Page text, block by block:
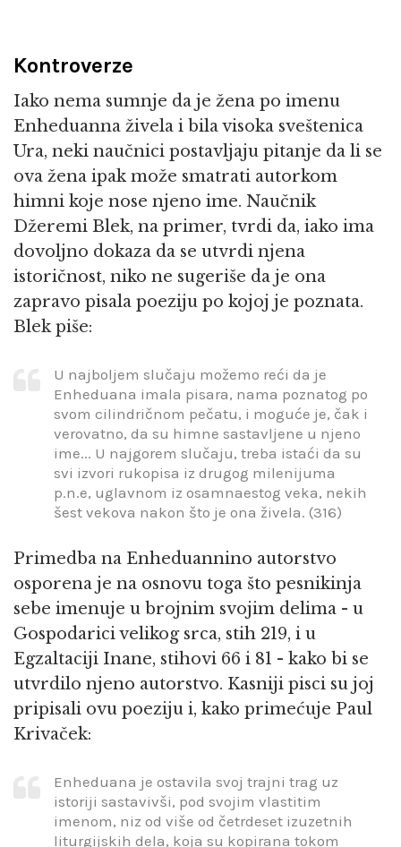
Kontroverze
Iako nema sumnje da je žena po imenu
Enheduanna živela i bila visoka sveštenica
Ura, neki naučnici postavljaju pitanje da li se
ova žena ipak može smatrati autorkom
himni koje nose njeno ime. Naučnik
Džeremi Blek, na primer, tvrdi da, iako ima
dovoljno dokaza da se utvrdi njena
istoričnost, niko ne sugeriše da je ona
zapravo pisala poeziju po kojoj je poznata.
Blek piše:
U najboljem slučaju možemo reći da je
Enheduana imala pisara, nama poznatog po
svom cilindričnom pečatu, i moguće je, čak i
verovatno, da su himne sastavljene u njeno
ime... U najgorem slučaju, treba istaći da su
svi izvori rukopisa iz drugog milenijuma
p.n.e, uglavnom iz osamnaestog veka, nekih
šest vekova nakon što je ona živela. (316)
Primedba na Enheduannino autorstvo
osporena je na osnovu toga što pesnikinja
sebe imenuje u brojnim svojim delima - u
Gospodarici velikog srca, stih 219, i u
Egzaltaciji Inane, stihovi 66 i 81 - kako bi se
utvrdilo njeno autorstvo. Kasniji pisci su joj
pripisali ovu poeziju i, kako primećuje Paul
Krivaček:
Enheduana je ostavila svoj trajni trag uz
istoriji sastavivši, pod svojim vlastitim
imenom, niz od više od četrdeset izuzetnih
liturgijskih dela, koja su kopirana tokom